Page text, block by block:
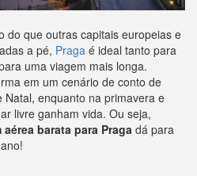
do que outras capitais europeias e
a pé, Praga é ideal tanto para
uma viagem mais longa.
em um cenário de conto de
enquanto na primavera e
livre ganham vida. Ou seja,
barata para Praga dá para